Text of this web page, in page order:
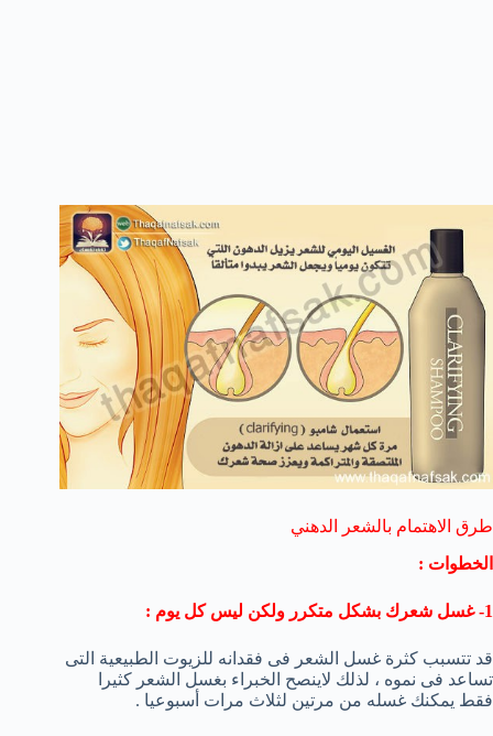
طرق الاهتمام بالشعر الدهني
الخطوات :
1- غسل شعرك بشكل متكرر ولكن ليس كل يوم :
قد تتسبب كثرة غسل الشعر فى فقدانه للزيوت الطبيعية التى
تساعد فى نموه ، لذلك لاينصح الخبراء بغسل الشعر كثيرا
فقط يمكنك غسله من مرتين لثلاث مرات أسبوعيا .